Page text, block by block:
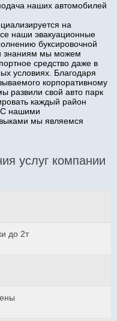
наших автомобилей
на
наши эвакуационные
буксировочной
знаниям мы можем
средство даже в
условиях. Благодаря
корпоративному
развили свой авто парк
каждый район
нашими
мы являемся
услуг компании
до 2т